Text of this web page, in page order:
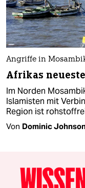
Angriffe in
Afrikas
Im Norden
Islamisten mit
Region ist
Von Dominic